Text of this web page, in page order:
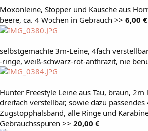
Moxonleine, Stopper und Kausche aus
beere, ca. 4 Wochen in Gebrauch >> 6,00 €
selbstgemachte 3m-Leine, 4fach
-ringe, weiß-schwarz-rot-anthrazit, nie
Hunter Freestyle Leine aus Tau, braun,
dreifach verstellbar, sowie dazu passendes
Zugstopphalsband, alle Ringe und
Gebrauchsspuren >> 20,00 €